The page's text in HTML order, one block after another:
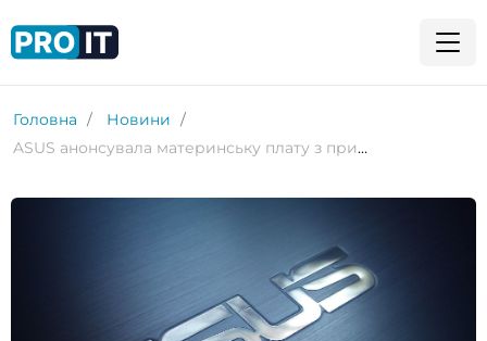
Головна
Новини
ASUS анонсувала материнську плату з прихованими роз’ємами та живленням GPU на 600 Вт